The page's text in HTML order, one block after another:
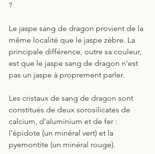
?
Le jaspe sang de dragon provient de la
même localité que le jaspe zèbre. La
principale différence, outre sa couleur,
est que le jaspe sang de dragon n'est
pas un jaspe à proprement parler.
Les cristaux de sang de dragon sont
constitués de deux sorosilicates de
calcium, d'aluminium et de fer :
l'épidote (un minéral vert) et la
pyemontite (un minéral rouge).